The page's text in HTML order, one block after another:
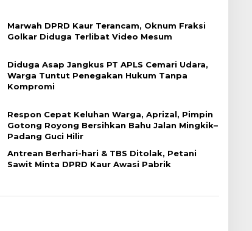
Marwah DPRD Kaur Terancam, Oknum Fraksi
Golkar Diduga Terlibat Video Mesum
Diduga Asap Jangkus PT APLS Cemari Udara,
Warga Tuntut Penegakan Hukum Tanpa
Kompromi
Respon Cepat Keluhan Warga, Aprizal, Pimpin
Gotong Royong Bersihkan Bahu Jalan Mingkik–
Padang Guci Hilir
Antrean Berhari-hari & TBS Ditolak, Petani
Sawit Minta DPRD Kaur Awasi Pabrik